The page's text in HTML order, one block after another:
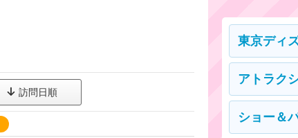
訪問日順
東京ディ
アトラク
ショー＆